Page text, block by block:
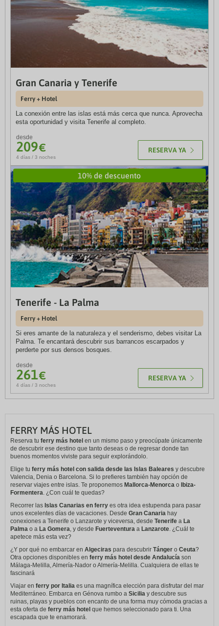
Gran Canaria y Tenerife
Ferry + Hotel
La conexión entre las islas está más cerca que nunca. Aprovecha
esta oportunidad y visita Tenerife al completo.
desde
209€
4 días / 3 noches
RESERVA YA
10% de descuento
Tenerife - La Palma
Ferry + Hotel
Si eres amante de la naturaleza y el senderismo, debes visitar La
Palma. Te encantará descubrir sus barrancos escarpados y
perderte por sus densos bosques.
desde
261€
4 días / 3 noches
RESERVA YA
Barcelona - Menorca
Ferry + Hotel
Ven a Menorca ya de la manera más cómoda, con tu propio
coche y en ferry para después visitar la isla a tu aire.
desde
376€
4 días / 3 noches
RESERVA YA
Hasta 10% de descuento
Barcelona - Mallorca
Ferry + Hotel
Mallorca es una isla encantadora que posee muchos destinos
para visitar. Además, cuenta con unas playas que no te querrás
perder.
desde
236€
4 días / 3 noches
RESERVA YA
FERRY MÁS HOTEL
Reserva tu ferry más hotel en un mismo paso y preocúpate únicamente
de descubrir ese destino que tanto deseas o de regresar donde tan
buenos momentos viviste para seguir explorándolo.
Elige tu ferry más hotel con salida desde las Islas Baleares y descubre
Valencia, Denia o Barcelona. Si lo prefieres también hay opción de
reservar viajes entre islas. Te proponemos Mallorca-Menorca o
Ibiza-
Formentera. ¿Con cuál te quedas?
Recorrer las Islas Canarias en ferry es otra idea estupenda para pasar
unos excelentes días de vacaciones. Desde Gran Canaria hay
conexiones a Tenerife o Lanzarote y viceversa, desde Tenerife a La
Palma o a La Gomera, y desde Fuerteventura a Lanzarote. ¿Cuál te
apetece más esta vez?
¿Y por qué no embarcar en Algeciras para descubrir Tánger o Ceuta?
Otra opciones disponibles en ferry más hotel desde Andalucía son
Málaga-Melilla, Almería-Nador o Almería-Melilla. Cualquiera de ellas te
fascinará
Viajar en ferry por Italia es una magnífica elección para disfrutar del mar
Mediterráneo. Embarca en Génova rumbo a Sicilia y descubre sus
ruinas, playas y pueblos con encanto de una forma muy cómoda gracias a
esta oferta de ferry más hotel que hemos seleccionado para ti. Una
escapada que te enamorará.